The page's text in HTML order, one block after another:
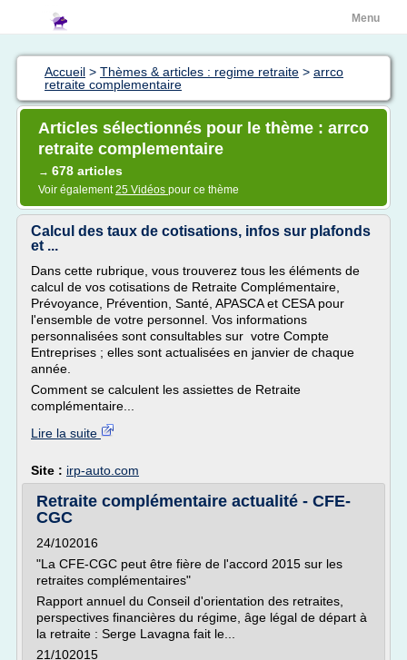
Menu
Accueil > Thèmes & articles : regime retraite > arrco
retraite complementaire
Articles sélectionnés pour le thème : arrco
retraite complementaire
→ 678 articles
Voir également25 Vidéos pour ce thème
Calcul des taux de cotisations, infos sur plafonds
et ...
Dans cette rubrique, vous trouverez tous les éléments de
calcul de vos cotisations de Retraite Complémentaire,
Prévoyance, Prévention, Santé, APASCA et CESA pour
l'ensemble de votre personnel. Vos informations
personnalisées sont consultables sur votre Compte
Entreprises ; elles sont actualisées en janvier de chaque
année.
Comment se calculent les assiettes de Retraite
complémentaire...
Lire la suite
Site : irp-auto.com
Retraite complémentaire actualité - CFE-
CGC
24/102016
"La CFE-CGC peut être fière de l'accord 2015 sur les
retraites complémentaires"
Rapport annuel du Conseil d'orientation des retraites,
perspectives financières du régime, âge légal de départ à
la retraite : Serge Lavagna fait le...
21/102015